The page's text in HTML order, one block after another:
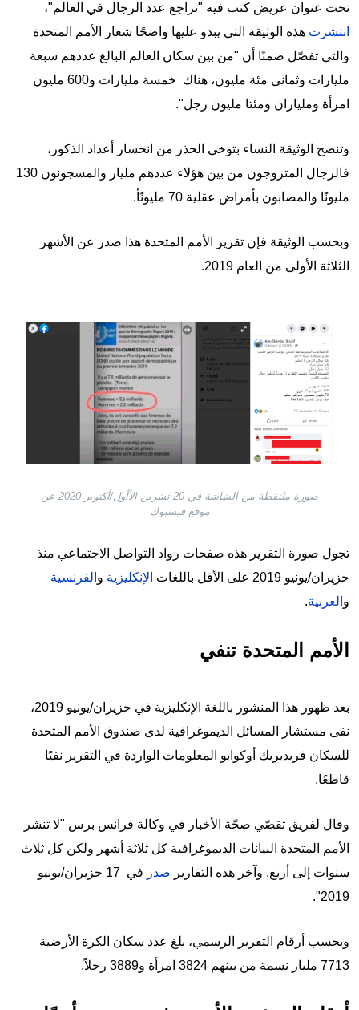
تحت عنوان عريض كتب فيه "تراجع عدد الرجال في العالم"،
انتشرت هذه الوثيقة التي يبدو عليها واضحًا شعار الأمم المتحدة
والتي تفصّل ضمنًا أن "من بين سكان العالم البالغ عددهم سبعة
مليارات وثماني مئة مليون، هناك خمسة مليارات و600 مليون
امرأة وملياران ومئتا مليون رجل".
وتنصح الوثيقة النساء بتوخي الحذر من انحسار أعداد الذكور،
فالرجال المتزوجون من بين هؤلاء عددهم مليار والمسجونون 130
مليونًا والمصابون بأمراض عقلية 70 مليونًأ.
وبحسب الوثيقة فإن تقرير الأمم المتحدة هذا صدر عن الأشهر
الثلاثة الأولى من العام 2019.
Image
صورة ملتقطة من الشاشة في 20 تشرين الأأول/أكتوبر 2020 عن
موقع فيسبوك
تجول صورة التقرير هذه صفحات رواد التواصل الاجتماعي منذ
حزيران/يونيو 2019 على الأقل باللغات
الإنكليزية و الفرنسية
و العربية.
الأمم المتحدة تنفي
بعد ظهور هذا المنشور باللغة الإنكليزية في حزيران/يونيو 2019،
نفى مستشار المسائل الديموغرافية لدى صندوق الأمم المتحدة
للسكان فريديريك أوكوايو المعلومات الواردة في التقرير نفيًا
قاطعًا.
وقال لفريق تقصّي صحّة الأخبار في وكالة فرانس برس "لا تنشر
الأمم المتحدة البيانات الديموغرافية كل ثلاثة أشهر ولكن كل ثلاث
سنوات إلى أربع. وآخر هذه التقارير صدر
في 17 حزيران/يونيو
2019".
وبحسب أرقام التقرير الرسمي، بلغ عدد سكان الكرة الأرضية
7713 مليار نسمة من بينهم 3824 امرأة و3889 رجلاً.